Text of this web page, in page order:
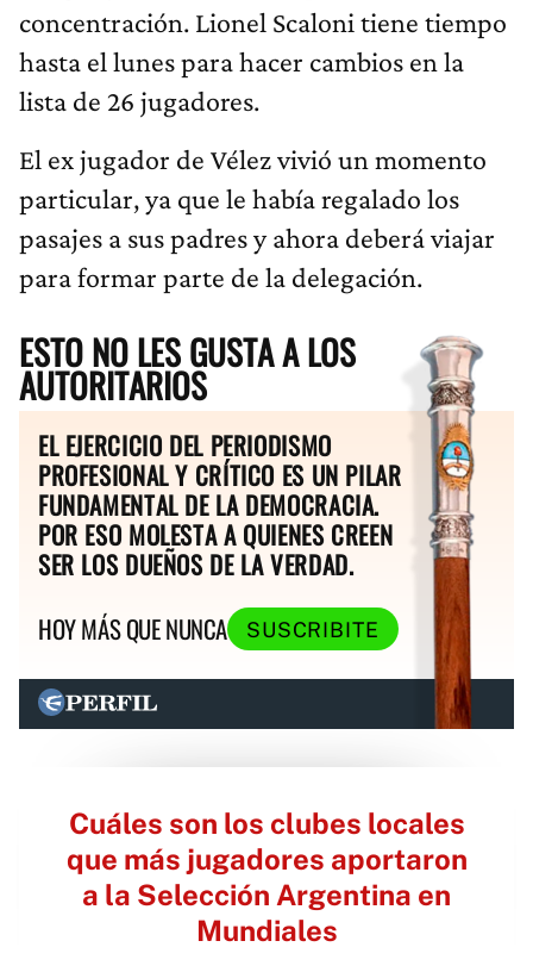
concentración. Lionel Scaloni tiene tiempo
hasta el lunes para hacer cambios en la
lista de 26 jugadores.
El ex jugador de Vélez vivió un momento
particular, ya que le había regalado los
pasajes a sus padres y ahora deberá viajar
para formar parte de la delegación.
ESTO NO LES GUSTA A LOS
AUTORITARIOS
EL EJERCICIO DEL PERIODISMO
PROFESIONAL Y CRÍTICO ES UN PILAR
FUNDAMENTAL DE LA DEMOCRACIA.
POR ESO MOLESTA A QUIENES CREEN
SER LOS DUEÑOS DE LA VERDAD.
HOY MÁS QUE NUNCA
SUSCRIBITE
Cuáles son los clubes locales
que más jugadores aportaron
a la Selección Argentina en
Mundiales